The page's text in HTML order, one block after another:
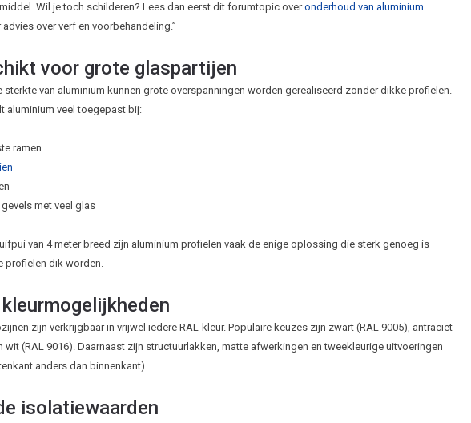
Wil je toch schilderen? Lees dan eerst dit forumtopic overonderhoud van aluminium
advies over verf en voorbehandeling.”
voor grote glaspartijen
sterkte van aluminium kunnen grote overspanningen worden gerealiseerd zonder dikke profielen.
aluminium veel toegepast bij:
ramen
met veel glas
van 4 meter breed zijn aluminium profielen vaak de enige oplossing die sterk genoeg is
profielen dik worden.
zijn verkrijgbaar in vrijwel iedere RAL-kleur. Populaire keuzes zijn zwart (RAL 9005), antraciet
wit (RAL 9016). Daarnaast zijn structuurlakken, matte afwerkingen en tweekleurige uitvoeringen
anders dan binnenkant).
isolatiewaarden